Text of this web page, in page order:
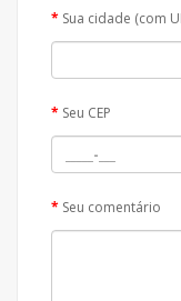
Sua cidade (com
Seu CEP
Seu comentário